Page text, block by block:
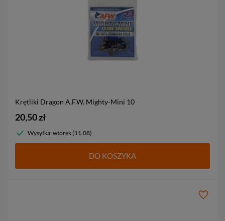
Krętliki Dragon A.F.W. Mighty-Mini 10
20,50 zł
Wysyłka: wtorek (11.08)
DO KOSZYKA